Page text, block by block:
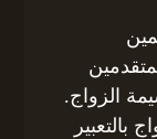
الزواج.
بالتعبير